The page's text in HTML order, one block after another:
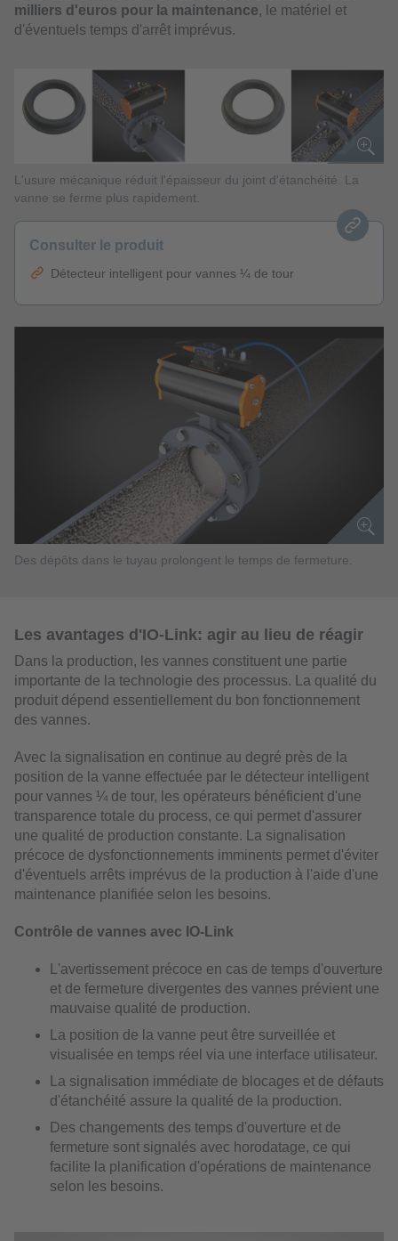
milliers d'euros pour la maintenance, le matériel et
d'éventuels temps d'arrêt imprévus.
L'usure mécanique réduit l'épaisseur du joint d'étanchéité. La
vanne se ferme plus rapidement.
Consulter le produit
Détecteur intelligent pour vannes ¼ de tour
Des dépôts dans le tuyau prolongent le temps de fermeture.
Les avantages d'IO-Link: agir au lieu de réagir
Dans la production, les vannes constituent une partie
importante de la technologie des processus. La qualité du
produit dépend essentiellement du bon fonctionnement
des vannes.
Avec la signalisation en continue au degré près de la
position de la vanne effectuée par le détecteur intelligent
pour vannes ¼ de tour, les opérateurs bénéficient d'une
transparence totale du process, ce qui permet d'assurer
une qualité de production constante. La signalisation
précoce de dysfonctionnements imminents permet d'éviter
d'éventuels arrêts imprévus de la production à l'aide d'une
maintenance planifiée selon les besoins.
Contrôle de vannes avec IO-Link
L'avertissement précoce en cas de temps d'ouverture
et de fermeture divergentes des vannes prévient une
mauvaise qualité de production.
La position de la vanne peut être surveillée et
visualisée en temps réel via une interface utilisateur.
La signalisation immédiate de blocages et de défauts
d'étanchéité assure la qualité de la production.
Des changements des temps d'ouverture et de
fermeture sont signalés avec horodatage, ce qui
facilite la planification d'opérations de maintenance
selon les besoins.